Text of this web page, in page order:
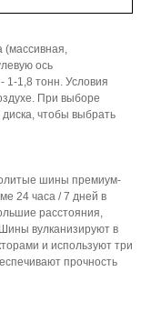
(массивная,
ось
1-1,8 тонн. Условия
При выборе
чтобы выбрать
шины премиум-
24 часа / 7 дней в
расстояния,
вулканизируют в
и используют три
прочность